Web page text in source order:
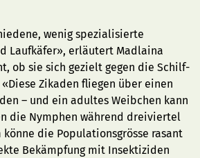
wenig spezialisierte
Laufkäfer», erläutert Madlaina
ob sie sich gezielt gegen die Schilf-
Zikaden fliegen über einen
– und ein adultes Weibchen kann
die Nymphen während dreiviertel
die Populationsgrösse rasant
Bekämpfung mit Insektiziden